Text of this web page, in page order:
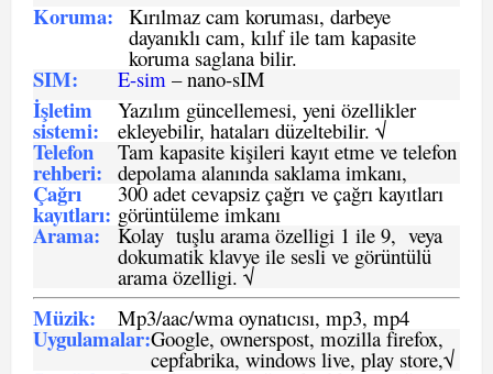
Koruma: Kırılmaz cam koruması, darbeye
dayanıklı cam, kılıf ile tam kapasite
koruma saglana bilir.
SIM: E-sim – nano-sIM
İşletim
sistemi:
Yazılım güncellemesi, yeni özellikler
ekleyebilir, hataları düzeltebilir. √
Telefon
rehberi:
Tam kapasite kişileri kayıt etme ve telefon
depolama alanında saklama imkanı,
Çağrı
kayıtları:
300 adet cevapsiz çağrı ve çağrı kayıtları
görüntüleme imkanı
Arama: Kolay tuşlu arama özelligi 1 ile 9, veya
dokumatik klavye ile sesli ve görüntülü
arama özelligi. √
Müzik: Mp3/aac/wma oynatıcısı, mp3, mp4
Uygulamalar:Google, ownerspost, mozilla firefox,
cepfabrika, windows live, play store,√